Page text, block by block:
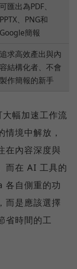
可匯出為PDF、
PPTX、PNG和
Google簡報
追求高效產出與內
容結構化者、不會
製作簡報的新手
幅加速工作流
境中解放，
在內容深度與
而在 AI 工具的
各自側重的功
而是應該選擇
省時間的工